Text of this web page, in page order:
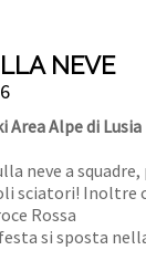
NEVE
Area Alpe di Lusia
neve a
sciatori! Inoltre
Rossa
si sposta